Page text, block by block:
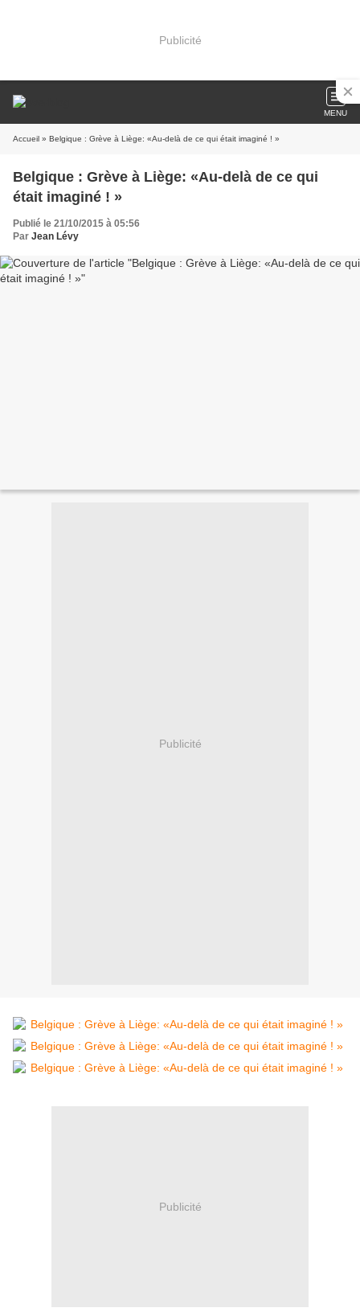
Publicité
MENU
Accueil » Belgique : Grève à Liège: «Au-delà de ce qui était imaginé ! »
Belgique : Grève à Liège: «Au-delà de ce qui
était imaginé ! »
Publié le 21/10/2015 à 05:56
Par Jean Lévy
Publicité
Publicité